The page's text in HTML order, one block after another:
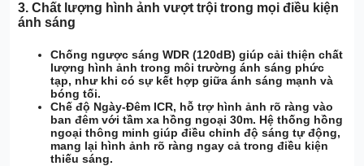
3.Chất lượng hình ảnh vượt trội trong mọi điều kiện
ánh sáng
Chống ngược sáng WDR (120dB) giúp cải thiện chất
lượng hình ảnh trong môi trường ánh sáng phức
tạp, như khi có sự kết hợp giữa ánh sáng mạnh và
bóng tối.
Chế độ Ngày-Đêm ICR, hỗ trợ hình ảnh rõ ràng vào
ban đêm vớitầm xa hồng ngoại 30m. Hệ thống hồng
ngoại thông minh giúp điều chỉnh độ sáng tự động,
mang lại hình ảnh rõ ràng ngay cả trong điều kiện
thiếu sáng.